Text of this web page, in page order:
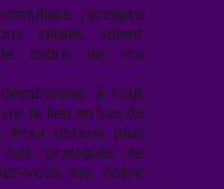
j’accepte
saisies soient
le cadre de ma
à tout
le lien en bas de
Pour obtenir plus
pratiques de
vous sur notre